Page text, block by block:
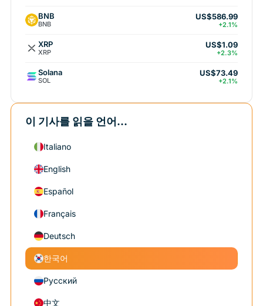
BNB
BNB
US$586.99
+2.1%
XRP
XRP
US$1.09
+2.3%
Solana
SOL
US$73.49
+2.1%
이 기사를 읽을 언어...
Italiano
English
Español
Français
Deutsch
한국어
Русский
中文